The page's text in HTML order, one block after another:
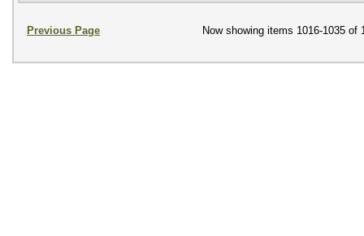
Previous Page Now showing items 1016-1035 of